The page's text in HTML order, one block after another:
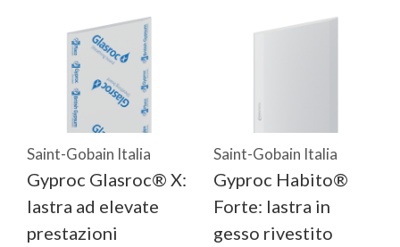
Saint-Gobain Italia
Gyproc Glasroc® X:
lastra ad elevate
prestazioni
Saint-Gobain Italia
Gyproc Habito®
Forte: lastra in
gesso rivestito